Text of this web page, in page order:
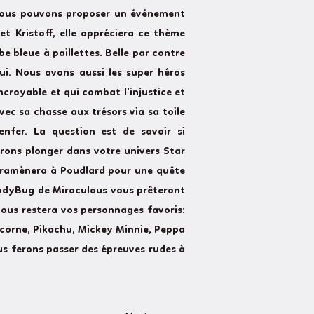
pouvons proposer un événement
Kristoff, elle appréciera ce thème
bleue à paillettes. Belle par contre
Nous avons aussi les super héros
et qui combat l’injustice et
sa chasse aux trésors via sa toile
La question est de savoir si
plonger dans votre univers Star
à Poudlard pour une quête
de Miraculous vous prêteront
restera vos personnages favoris:
Pikachu, Mickey Minnie, Peppa
ferons passer des épreuves rudes à